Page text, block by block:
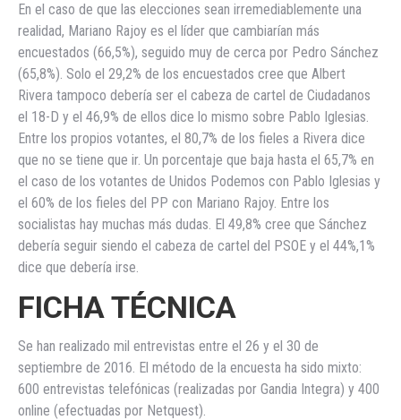
En el caso de que las elecciones sean irremediablemente una
realidad, Mariano Rajoy es el líder que cambiarían más
encuestados (66,5%), seguido muy de cerca por Pedro Sánchez
(65,8%). Solo el 29,2% de los encuestados cree que Albert
Rivera tampoco debería ser el cabeza de cartel de Ciudadanos
el 18-D y el 46,9% de ellos dice lo mismo sobre Pablo Iglesias.
Entre los propios votantes, el 80,7% de los fieles a Rivera dice
que no se tiene que ir. Un porcentaje que baja hasta el 65,7% en
el caso de los votantes de Unidos Podemos con Pablo Iglesias y
el 60% de los fieles del PP con Mariano Rajoy. Entre los
socialistas hay muchas más dudas. El 49,8% cree que Sánchez
debería seguir siendo el cabeza de cartel del PSOE y el 44%,1%
dice que debería irse.
FICHA TÉCNICA
Se han realizado mil entrevistas entre el 26 y el 30 de
septiembre de 2016. El método de la encuesta ha sido mixto:
600 entrevistas telefónicas (realizadas por Gandia Integra) y 400
online (efectuadas por Netquest).